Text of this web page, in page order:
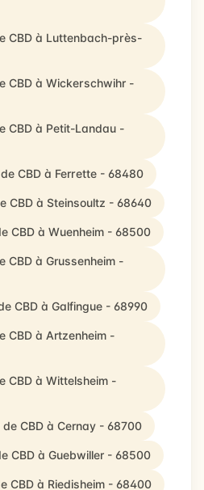
CBD à Luttenbach-près-
CBD à Wickerschwihr -
CBD à Petit-Landau -
CBD à Ferrette - 68480
CBD à Steinsoultz - 68640
CBD à Wuenheim - 68500
CBD à Grussenheim -
CBD à Galfingue - 68990
CBD à Artzenheim -
CBD à Wittelsheim -
CBD à Cernay - 68700
CBD à Guebwiller - 68500
CBD à Riedisheim - 68400